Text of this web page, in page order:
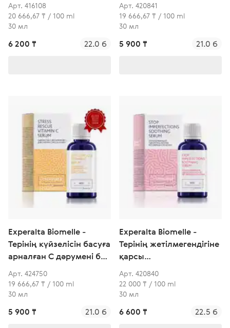
Арт. 416108
20 666,67 ₸ / 100 ml
30 мл
6 200 ₸ 22.0 б
Арт. 420841
19 666,67 ₸ / 100 ml
30 мл
5 900 ₸ 21.0 б
Experalta Biomelle -
Терінің күйзелісін басуға
арналған С дәрумені бар
сарысу
Арт. 424750
19 666,67 ₸ / 100 ml
30 мл
5 900 ₸ 21.0 б
Experalta Biomelle -
Терінің жетілмегендігіне
қарсы
тыныштандыратын
сарысу
Арт. 420840
22 000 ₸ / 100 ml
30 мл
6 600 ₸ 22.5 б